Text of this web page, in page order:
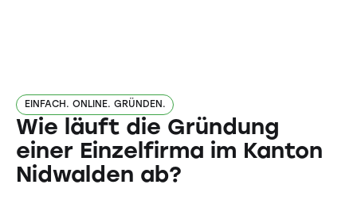
EINFACH. ONLINE. GRÜNDEN.
Wie läuft die Gründung
einer Einzelfirma im Kanton
Nidwalden ab?